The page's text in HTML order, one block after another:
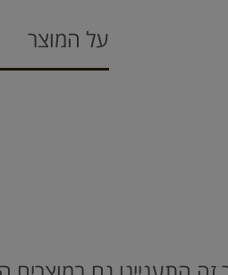
על המוצר